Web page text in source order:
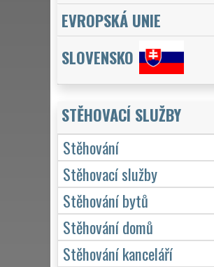
EVROPSKÁ UNIE
SLOVENSKO
STĚHOVACÍ SLUŽBY
Stěhování
Stěhovací služby
Stěhování bytů
Stěhování domů
Stěhování kanceláří